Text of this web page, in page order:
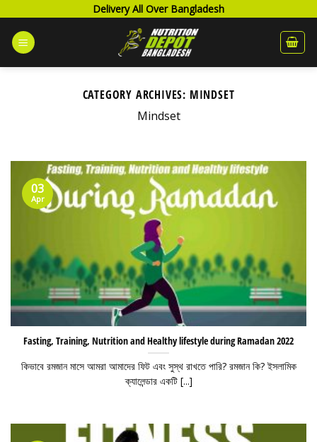
content
Delivery All Over Bangladesh
CATEGORY ARCHIVES: MINDSET
Mindset
Fasting, Training, Nutrition and Healthy lifestyle during Ramadan 2022
কিভাবে রমজান মাসে আমরা আমাদের ফিট এবং সুস্থ রাখতে পারি? রমজান কি? ইসলামিক
ক্যালেন্ডার একটি [...]
03
Apr